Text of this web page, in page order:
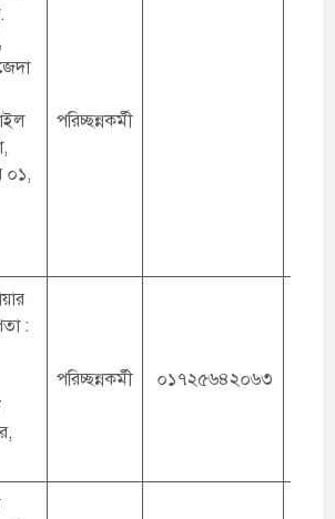
০১,
পরিচ্ছন্নকর্মী
:
পরিচ্ছন্নকর্মী ০১৭২৫৬৪২০৬৩